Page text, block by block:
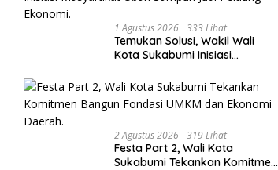
1 Agustus 2026 333 Lihat
Temukan Solusi, Wakil Wali
Kota Sukabumi Inisiasi
Jadi Peluang Ekonomi.
2 Agustus 2026 319 Lihat
Festa Part 2, Wali Kota
Sukabumi Tekankan Komitmen